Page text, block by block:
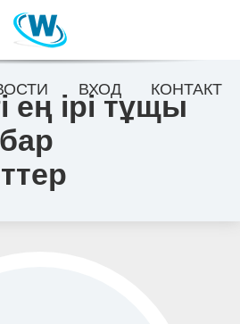
ең ірі тұщы
ВХОД КОНТАКТ